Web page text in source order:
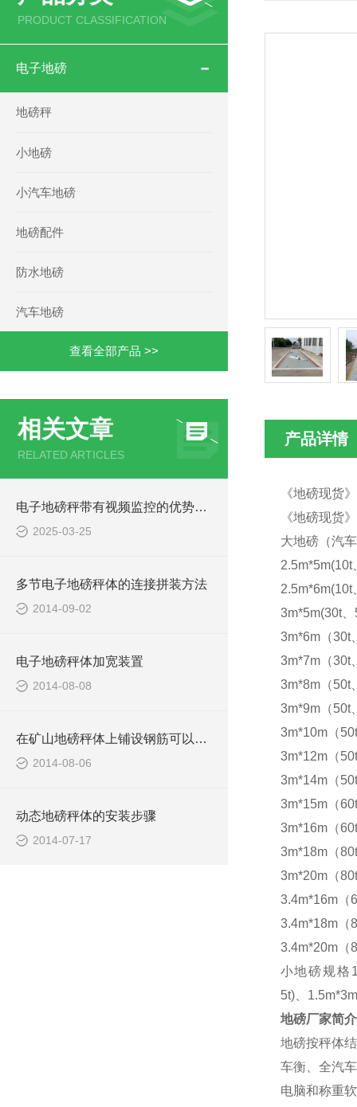
PRODUCT CLASSIFICATION
电子地磅
地磅秤
小地磅
小汽车地磅
地磅配件
防水地磅
汽车地磅
查看全部产品 >>
相关文章
RELATED ARTICLES
电子地磅秤带有视频监控的优势和重要性
2025-03-25
多节电子地磅秤体的连接拼装方法
2014-09-02
电子地磅秤体加宽装置
2014-08-08
在矿山地磅秤体上铺设钢筋可以防滑
2014-08-06
动态地磅秤体的安装步骤
2014-07-17
产品详情
《地磅现货
《地磅现货
大地磅（汽
2.5m*5m(10t
2.5m*6m(10t
3m*5m(30t、
3m*6m（30t
3m*7m（30t
3m*8m（50t
3m*9m（50t
3m*10m（
3m*12m（
3m*14m（
3m*15m（
3m*16m（
3m*18m（
3m*20m（
3.4m*16m（
3.4m*18m（
3.4m*20m（
小地磅规格
5t)、
地磅厂家简
地磅按秤体
车衡、全汽
电脑和称重